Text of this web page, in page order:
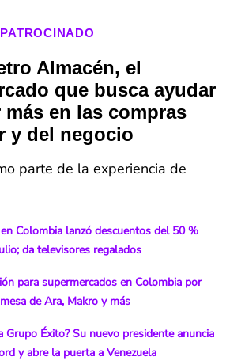
Almacén, el
que busca ayudar
más en las compras
y del negocio
parte de la experiencia de
Colombia lanzó descuentos del 50 %
da televisores regalados
para supermercados en Colombia por
de Ara, Makro y más
Grupo Éxito? Su nuevo presidente anuncia
y abre la puerta a Venezuela